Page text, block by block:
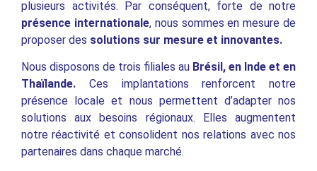
plusieurs activités. Par conséquent, forte de notre
présence internationale, nous sommes en mesure de
proposer des solutions sur mesure et innovantes.
Nous disposons de trois filiales au Brésil, en Inde et en
Thaïlande. Ces implantations renforcent notre
présence locale et nous permettent d’adapter nos
solutions aux besoins régionaux. Elles augmentent
notre réactivité et consolident nos relations avec nos
partenaires dans chaque marché.